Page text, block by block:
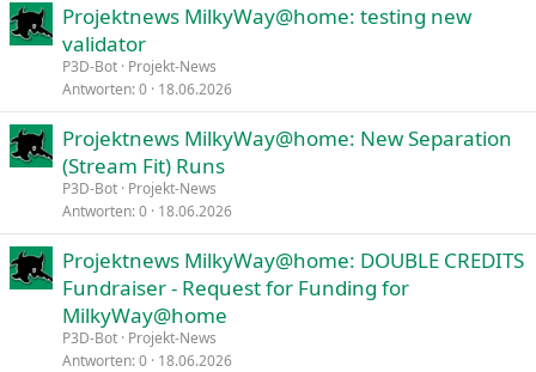
Projektnews MilkyWay@home: testing new
validator
P3D-Bot Projekt-News
Antworten 0 18.06.2026
Projektnews MilkyWay@home: New Separation
(Stream Fit) Runs
P3D-Bot Projekt-News
Antworten 0 18.06.2026
Projektnews MilkyWay@home: DOUBLE CREDITS
Fundraiser - Request for Funding for
MilkyWay@home
P3D-Bot Projekt-News
Antworten 0 18.06.2026